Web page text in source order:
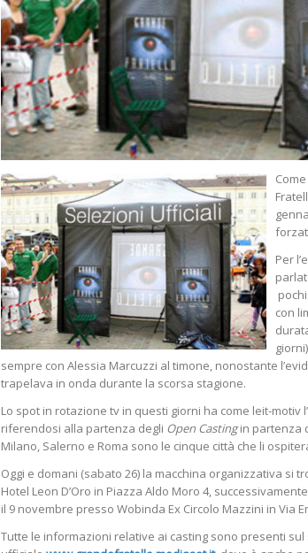
Per
con
sempre con Alessia Marcuzzi al timone, nonostante
trapelava in onda durante la scorsa stagione.
Lo spot in rotazione tv in questi giorni ha come leit-motiv
riferendosi alla partenza degli Open Castingin partenza
Milano, Salerno e Roma sono le cinque città che li
Oggi e domani (sabato 26) la macchina organizzativa si
Hotel Leon D’Oro in Piazza Aldo Moro 4,
il 9 novembre presso Wobinda Ex Circolo Mazzini in Via
Tutte le informazioni relative ai casting sono presenti sul